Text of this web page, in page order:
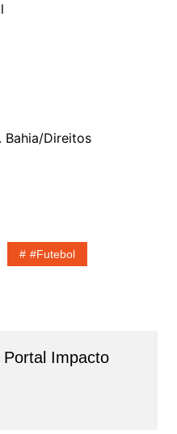
Bahia/Direitos
#Futebol
Portal Impacto